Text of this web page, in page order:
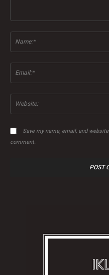
Save my name, email, and
comment.